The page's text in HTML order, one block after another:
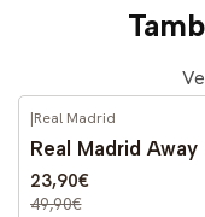
-52% DESCONTO
|Real Madrid
Real Madrid
23,90€
49,90€